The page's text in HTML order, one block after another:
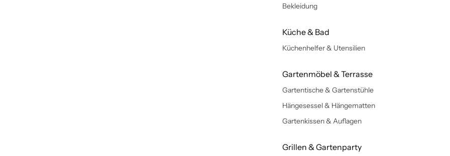
Bekleidung
Küche & Bad
Küchenhelfer & Utensilien
Gartenmöbel & Terrasse
Gartentische & Gartenstühle
Hängesessel & Hängematten
Gartenkissen & Auflagen
Grillen & Gartenparty